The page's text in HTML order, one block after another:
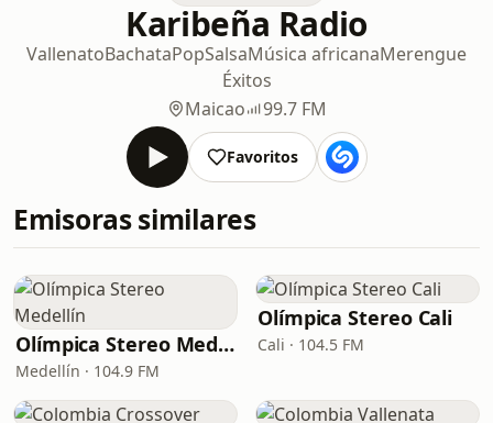
Karibeña Radio
VallenatoBachataPopSalsaMúsica africanaMerengue
Éxitos
Maicao
99.7 FM
Favoritos
Emisoras similares
Olímpica Stereo Medellín
Medellín · 104.9 FM
Olímpica Stereo Cali
Cali · 104.5 FM